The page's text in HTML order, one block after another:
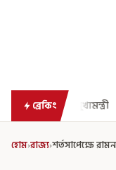
ব্রেকিং
এগিয়ে গেল আরও
হোম›রাজ্য›শর্তসাপেক্ষে